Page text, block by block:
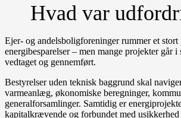
Hvad var
Ejer- og andelsboligforeninger rummer et stort
energibesparelser – men mange projekter går
vedtaget og gennemført.
Bestyrelser uden teknisk baggrund skal
varmeanlæg, økonomiske beregninger,
generalforsamlinger. Samtidig er
kapitalkrævende og forbundet med usikkerhed